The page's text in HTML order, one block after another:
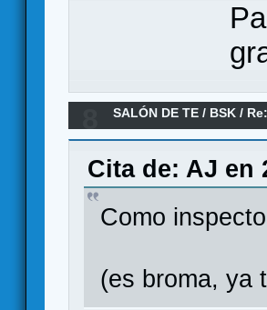
SALÓN DE TE / BSK /
Cita de: AJ en
Como
(es broma, ya